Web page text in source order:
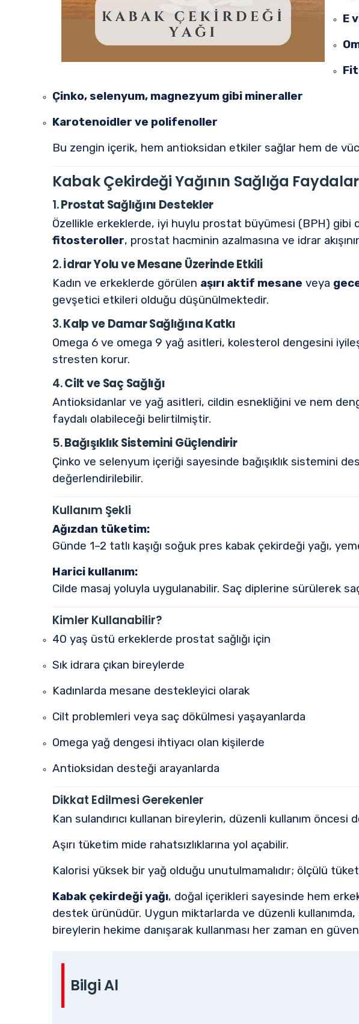
E
Çinko, selenyum, magnezyum gibi mineraller
Karotenoidler ve polifenoller
Bu zengin içerik, hem antioksidan etkiler sağlar hem de
Kabak Çekirdeği Yağının Sağlığa
1.Prostat Sağlığını Destekler
Özellikle erkeklerde, iyi huylu prostat büyümesi (BPH) gibi
fitosteroller, prostat hacminin azalmasına ve idrar
2.İdrar Yolu ve Mesane Üzerinde Etkili
Kadın ve erkeklerde görülen aşırı aktif mesane veya
gevşetici etkileri olduğu düşünülmektedir.
3.Kalp ve Damar Sağlığına Katkı
Omega 6 ve omega 9 yağ asitleri, kolesterol dengesini
stresten korur.
4.Cilt ve Saç Sağlığı
Antioksidanlar ve yağ asitleri, cildin esnekliğini ve nem
faydalı olabileceği belirtilmiştir.
5.Bağışıklık Sistemini Güçlendirir
Çinko ve selenyum içeriği sayesinde bağışıklık sistemini
değerlendirilebilir.
Kullanım Şekli
Ağızdan tüketim:
Günde 1–2 tatlı kaşığı soğuk pres kabak çekirdeği yağı,
Harici kullanım:
Cilde masaj yoluyla uygulanabilir. Saç diplerine sürülerek
Kimler Kullanabilir?
40 yaş üstü erkeklerde prostat sağlığı için
Sık idrara çıkan bireylerde
Kadınlarda mesane destekleyici olarak
Cilt problemleri veya saç dökülmesi yaşayanlarda
Omega yağ dengesi ihtiyacı olan kişilerde
Antioksidan desteği arayanlarda
Dikkat Edilmesi Gerekenler
Kan sulandırıcı kullanan bireylerin, düzenli kullanım öncesi
Aşırı tüketim mide rahatsızlıklarına yol açabilir.
Kalorisi yüksek bir yağ olduğu unutulmamalıdır; ölçülü
Kabak çekirdeği yağı, doğal içerikleri sayesinde hem erkek
destek ürünüdür. Uygun miktarlarda ve düzenli kullanımda,
bireylerin hekime danışarak kullanması her zaman en
Bilgi Al